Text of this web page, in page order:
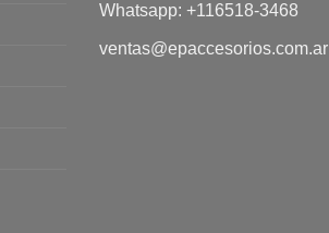
Whatsapp: +116518-3468
ventas@epaccesorios.com.ar